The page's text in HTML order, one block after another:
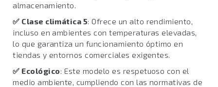
almacenamiento.
✅ Clase climática 5: Ofrece un alto rendimiento,
incluso en ambientes con temperaturas elevadas,
lo que garantiza un funcionamiento óptimo en
tiendas y entornos comerciales exigentes.
✅ Ecológico: Este modelo es respetuoso con el
medio ambiente, cumpliendo con las normativas de